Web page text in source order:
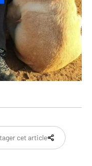
cet article